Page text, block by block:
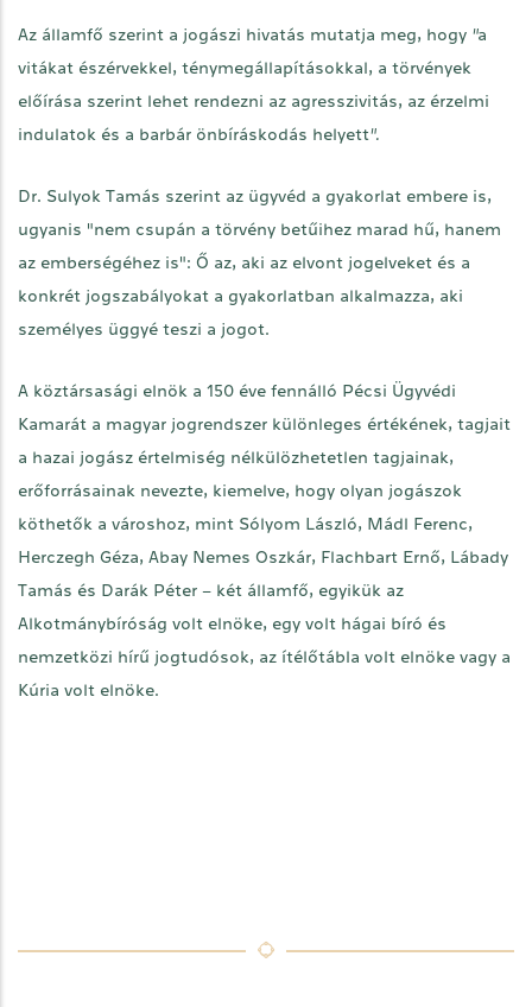
Az államfő szerint a jogászi hivatás mutatja meg, hogy "a
vitákat észérvekkel, ténymegállapításokkal, a törvények
előírása szerint lehet rendezni az agresszivitás, az érzelmi
indulatok és a barbár önbíráskodás helyett".
Dr. Sulyok Tamás szerint az ügyvéd a gyakorlat embere is,
ugyanis "nem csupán a törvény betűihez marad hű, hanem
az emberségéhez is": Ő az, aki az elvont jogelveket és a
konkrét jogszabályokat a gyakorlatban alkalmazza, aki
személyes üggyé teszi a jogot.
A köztársasági elnök a 150 éve fennálló Pécsi Ügyvédi
Kamarát a magyar jogrendszer különleges értékének, tagjait
a hazai jogász értelmiség nélkülözhetetlen tagjainak,
erőforrásainak nevezte, kiemelve, hogy olyan jogászok
köthetők a városhoz, mint Sólyom László, Mádl Ferenc,
Herczegh Géza, Abay Nemes Oszkár, Flachbart Ernő, Lábady
Tamás és Darák Péter – két államfő, egyikük az
Alkotmánybíróság volt elnöke, egy volt hágai bíró és
nemzetközi hírű jogtudósok, az ítélőtábla volt elnöke vagy a
Kúria volt elnöke.